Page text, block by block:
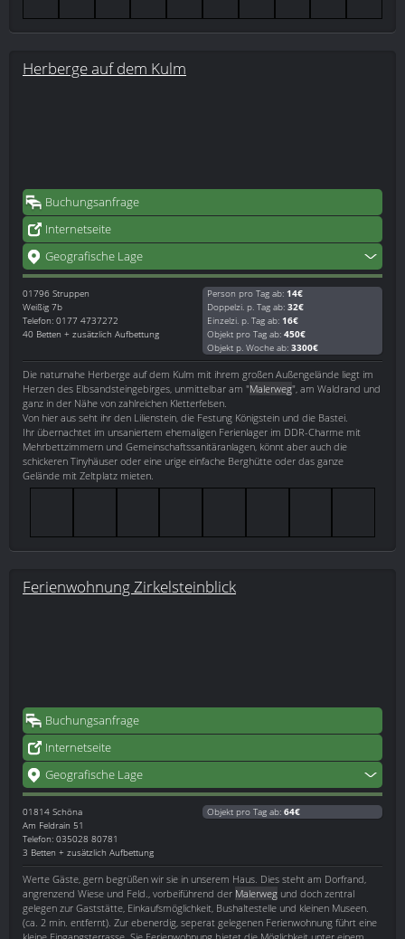
Herberge auf dem Kulm
Buchungsanfrage
Internetseite
Geografische Lage
01796 Struppen
Weißig 7b
Telefon: 0177 4737272
40 Betten + zusätzlich Aufbettung
Person pro Tag ab: 14€
Doppelzi. p. Tag ab: 32€
Einzelzi. p. Tag ab: 16€
Objekt pro Tag ab: 450€
Objekt p. Woche ab: 3300€
Die naturnahe Herberge auf dem Kulm mit ihrem großen Außengelände liegt im
Herzen des Elbsandsteingebirges, unmittelbar am "Malerweg", am Waldrand und
ganz in der Nähe von zahlreichen Kletterfelsen.
Von hier aus seht ihr den Lilienstein, die Festung Königstein und die Bastei.
Ihr übernachtet im unsaniertem ehemaligen Ferienlager im DDR-Charme mit
Mehrbettzimmern und Gemeinschaftssanitäranlagen, könnt aber auch die
schickeren Tinyhäuser oder eine urige einfache Berghütte oder das ganze
Gelände mit Zeltplatz mieten.
Ferienwohnung Zirkelsteinblick
Buchungsanfrage
Internetseite
Geografische Lage
01814 Schöna
Am Feldrain 51
Telefon: 035028 80781
3 Betten + zusätzlich Aufbettung
Objekt pro Tag ab: 64€
Werte Gäste, gern begrüßen wir sie in unserem Haus. Dies steht am Dorfrand,
angrenzend Wiese und Feld., vorbeiführend der Malerweg und doch zentral
gelegen zur Gaststätte, Einkaufsmöglichkeit, Bushaltestelle und kleinen Museen.
(ca. 2 min. entfernt). Zur ebenerdig, seperat gelegenen Ferienwohnung führt eine